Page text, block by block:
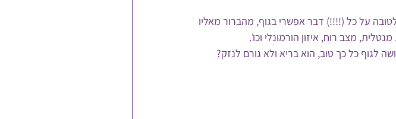
על כל (!!!!) דבר אפשרי בגוף, מהברור מאליו
מצב רוח, איזון הורמונלי וכו'.
כל כך טוב, הוא בריא ולא גורם לנזק?